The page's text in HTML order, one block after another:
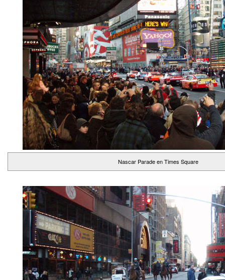
Nascar Parade en Times Square